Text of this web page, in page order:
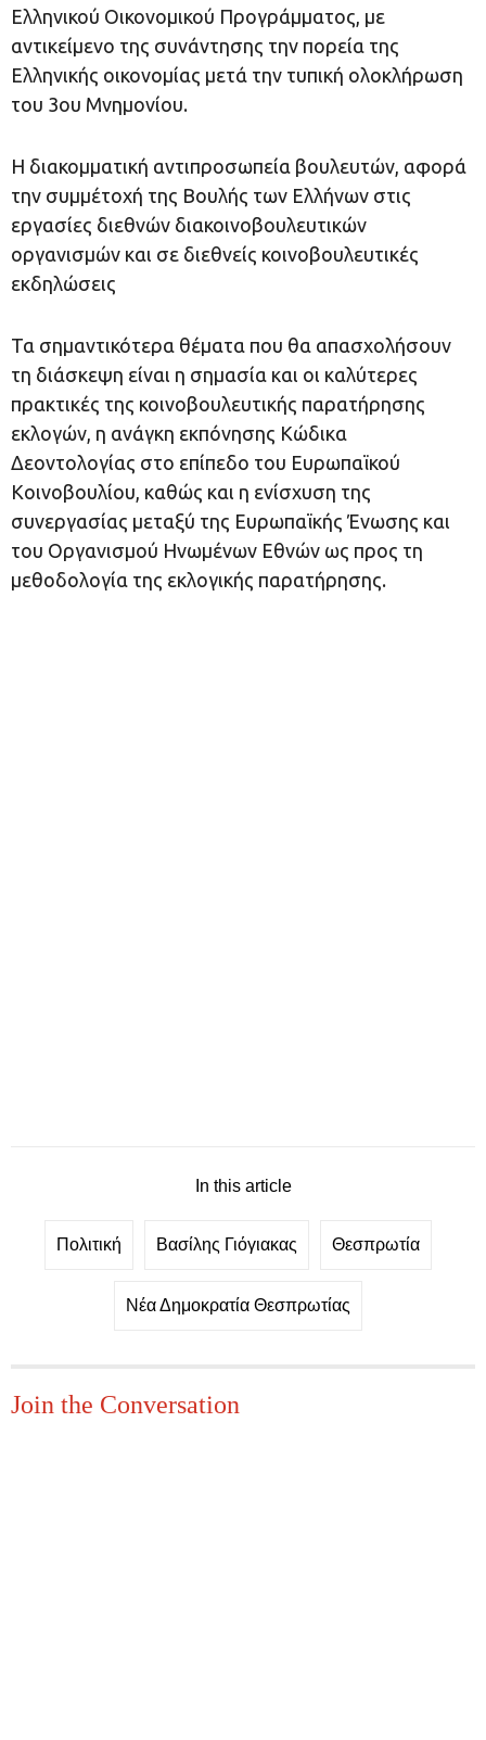
Ελληνικού Οικονομικού Προγράμματος, με
αντικείμενο της συνάντησης την πορεία της
Ελληνικής οικονομίας μετά την τυπική ολοκλήρωση
του 3ου Μνημονίου.
Η διακομματική αντιπροσωπεία βουλευτών, αφορά
την συμμέτοχή της Βουλής των Ελλήνων στις
εργασίες διεθνών διακοινοβουλευτικών
οργανισμών και σε διεθνείς κοινοβουλευτικές
εκδηλώσεις
Τα σημαντικότερα θέματα που θα απασχολήσουν
τη διάσκεψη είναι η σημασία και οι καλύτερες
πρακτικές της κοινοβουλευτικής παρατήρησης
εκλογών, η ανάγκη εκπόνησης Κώδικα
Δεοντολογίας στο επίπεδο του Ευρωπαϊκού
Κοινοβουλίου, καθώς και η ενίσχυση της
συνεργασίας μεταξύ της Ευρωπαϊκής Ένωσης και
του Οργανισμού Ηνωμένων Εθνών ως προς τη
μεθοδολογία της εκλογικής παρατήρησης.
In this article
Πολιτική Βασίλης Γιόγιακας Θεσπρωτία
Νέα Δημοκρατία Θεσπρωτίας
Join the Conversation